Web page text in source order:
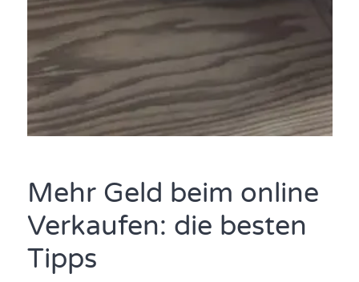
Mehr Geld beim online
Verkaufen: die besten
Tipps